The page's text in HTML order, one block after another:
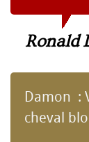
Ronald
Damon :
cheval